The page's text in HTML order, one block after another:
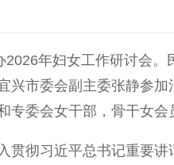
年妇女工作研讨会。
兴市委会副主委张静参
委会女干部，骨干女会
彻习近平总书记重要讲